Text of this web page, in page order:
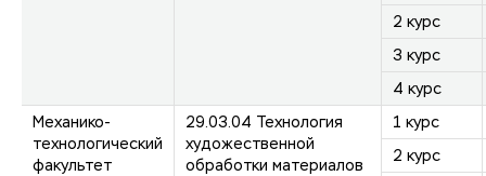
2 курс
3 курс
4 курс
Механико-
технологический
факультет
29.03.04 Технология
художественной
обработки материалов
1 курс
2 курс